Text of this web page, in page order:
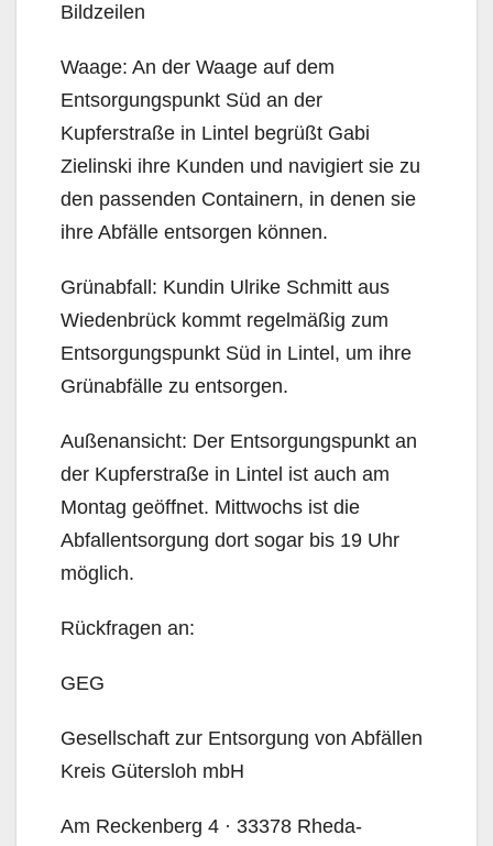
Bildzeilen
Waage: An der Waage auf dem
Entsorgungspunkt Süd an der
Kupferstraße in Lintel begrüßt Gabi
Zielinski ihre Kunden und navigiert sie zu
den passenden Containern, in denen sie
ihre Abfälle entsorgen können.
Grünabfall: Kundin Ulrike Schmitt aus
Wiedenbrück kommt regelmäßig zum
Entsorgungspunkt Süd in Lintel, um ihre
Grünabfälle zu entsorgen.
Außenansicht: Der Entsorgungspunkt an
der Kupferstraße in Lintel ist auch am
Montag geöffnet. Mittwochs ist die
Abfallentsorgung dort sogar bis 19 Uhr
möglich.
Rückfragen an:
GEG
Gesellschaft zur Entsorgung von Abfällen
Kreis Gütersloh mbH
Am Reckenberg 4 · 33378 Rheda-